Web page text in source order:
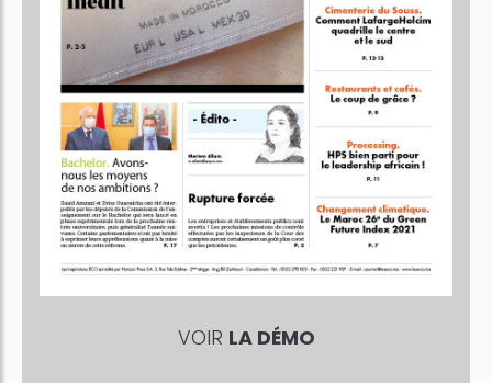
VOIR LA DÉMO